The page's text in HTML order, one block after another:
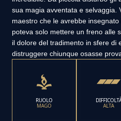
sua magia avventata e selvaggia.
maestro che le avrebbe
poteva solo mettere un freno alle
il dolore del tradimento in sfere di
distruggere chiunque osasse
RUOLO
MAGO ALTA